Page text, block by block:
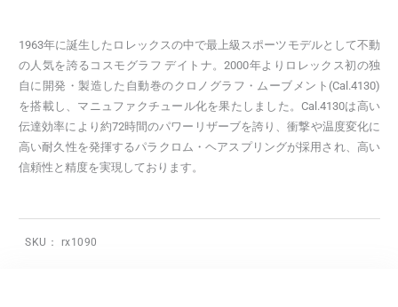
1963年に誕生したロレックスの中で最上級スポーツモデルとして不動
の人気を誇るコスモグラフ デイトナ。2000年よりロレックス初の独
自に開発・製造した自動巻のクロノグラフ・ムーブメント(Cal.4130)
を搭載し、マニュファクチュール化を果たしました。Cal.4130は高い
伝達効率により約72時間のパワーリザーブを誇り、衝撃や温度変化に
高い耐久性を発揮するパラクロム・ヘアスプリングが採用され、高い
信頼性と精度を実現しております。
SKU： rx1090